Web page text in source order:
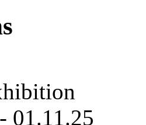
- 01.11.25